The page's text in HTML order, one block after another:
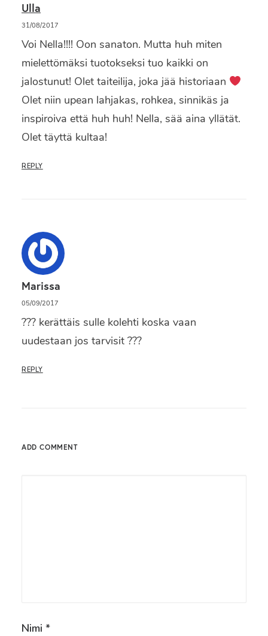
Ulla
31/08/2017
Voi Nella!!!! Oon sanaton. Mutta huh miten
mielettömäksi tuotokseksi tuo kaikki on
jalostunut! Olet taiteilija, joka jää historiaan
Olet niin upean lahjakas, rohkea, sinnikäs ja
inspiroiva että huh huh! Nella, sää aina yllätät.
Olet täyttä kultaa!
REPLY
Marissa
05/09/2017
??? kerättäis sulle kolehti koska vaan
uudestaan jos tarvisit ???
REPLY
ADD COMMENT
Nimi *